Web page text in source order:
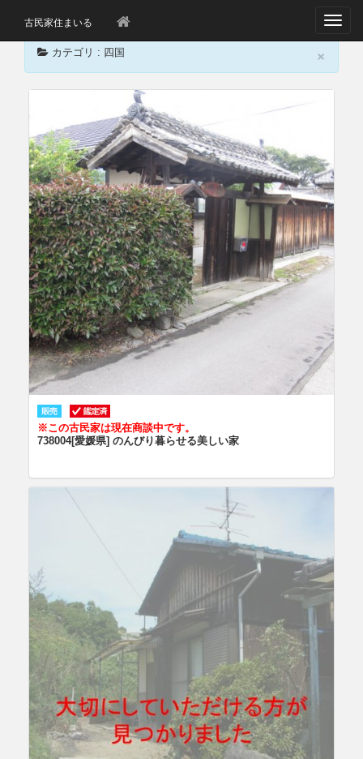
古民家住まいる
T
g
a
t
i
o
n
×
カテゴリ : 四国
※この古民家は現在商談中です。
738004[愛媛県] のんびり暮らせる美しい家